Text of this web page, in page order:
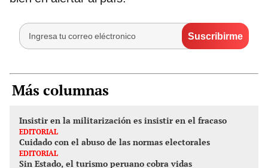
Más columnas
Insistir en la militarización es insistir en el fracaso
EDITORIAL
Cuidado con el abuso de las normas electorales
EDITORIAL
Sin Estado, el turismo peruano cobra vidas